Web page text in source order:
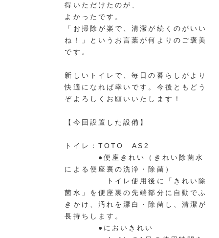
得いただけたのが、
よかったです。
「お掃除が楽で、清潔が続くのがいい
ね！」というお言葉が何よりのご褒美
です。
新しいトイレで、毎日の暮らしがより
快適になれば幸いです。今後ともどう
ぞよろしくお願いいたします！
【今回設置した設備】
トイレ：TOTO AS2
●便座きれい（きれい除菌水
による便座裏の洗浄・除菌）
トイレ使用後に「きれい除
菌水」を便座裏の先端部分に自動でふ
きかけ、汚れを漂白・除菌し、清潔が
長持ちします。
●においきれい